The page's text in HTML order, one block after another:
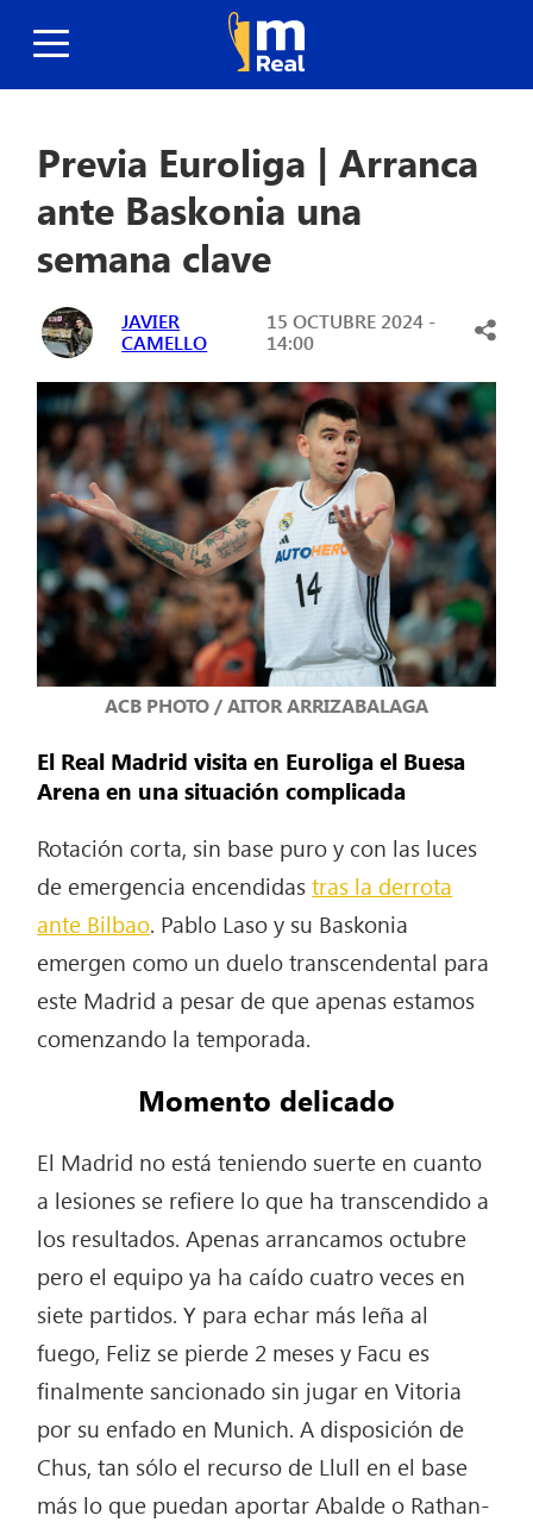
Previa Euroliga | Arranca
ante Baskonia una
semana clave
JAVIER
CAMELLO
15 OCTUBRE 2024 -
14:00
ACB PHOTO / AITOR ARRIZABALAGA
El Real Madrid visita en Euroliga el Buesa
Arena en una situación complicada
Rotación corta, sin base puro y con las luces
de emergencia encendidastras la derrota
ante Bilbao. Pablo Laso y su Baskonia
emergen como un duelo transcendental para
este Madrid a pesar de que apenas estamos
comenzando la temporada.
Momento delicado
El Madrid no está teniendo suerte en cuanto
a lesiones se refiere lo que ha transcendido a
los resultados. Apenas arrancamos octubre
pero el equipo ya ha caído cuatro veces en
siete partidos. Y para echar más leña al
fuego, Feliz se pierde 2 meses y Facu es
finalmente sancionado sin jugar en Vitoria
por su enfado en Munich. A disposición de
Chus, tan sólo el recurso de Llull en el base
más lo que puedan aportar Abalde o Rathan-